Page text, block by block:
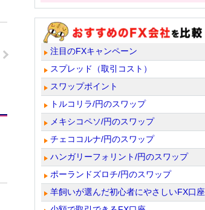
注目のFXキャンペーン
スプレッド（取引コスト）
スワップポイント
トルコリラ/円のスワップ
メキシコペソ/円のスワップ
チェココルナ/円のスワップ
ハンガリーフォリント/円のスワップ
ポーランドズロチ/円のスワップ
羊飼いが選んだ初心者にやさしいFX口座